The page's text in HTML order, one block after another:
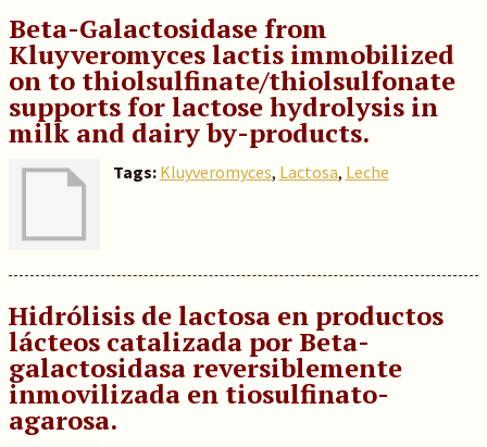
Beta-Galactosidase from
Kluyveromyces lactis immobilized
on to thiolsulfinate/thiolsulfonate
supports for lactose hydrolysis in
milk and dairy by-products.
Tags: Kluyveromyces, Lactosa, Leche
Hidrólisis de lactosa en productos
lácteos catalizada por Beta-
galactosidasa reversiblemente
inmovilizada en tiosulfinato-
agarosa.